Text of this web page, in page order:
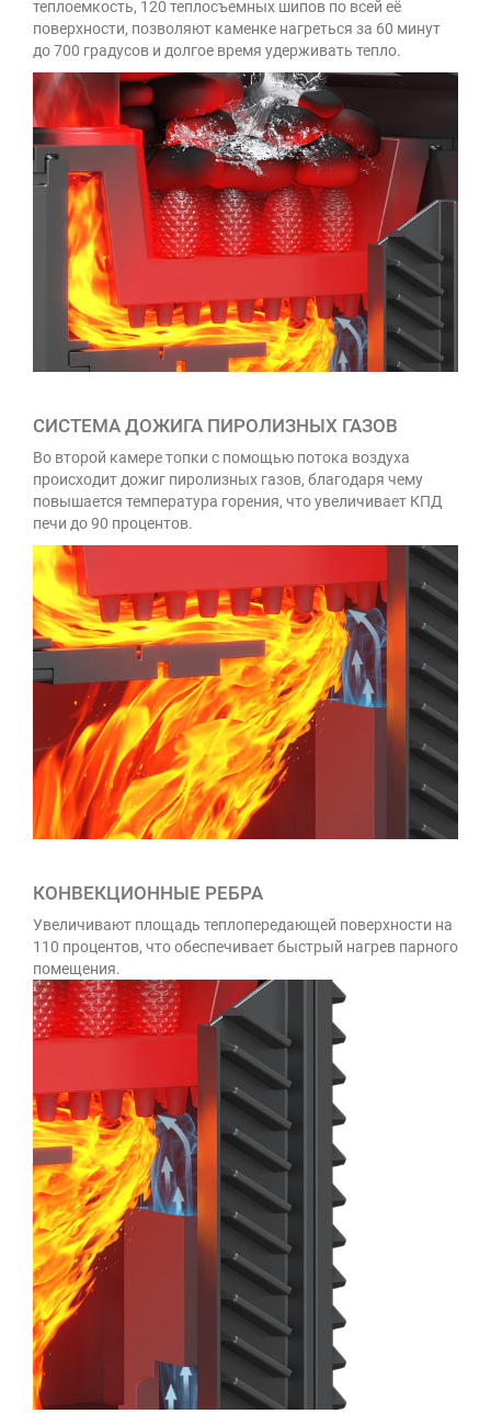
теплоемкость, 120 теплосъемных шипов по всей её
поверхности, позволяют каменке нагреться за 60 минут
до 700 градусов и долгое время удерживать тепло.
СИСТЕМА ДОЖИГА ПИРОЛИЗНЫХ ГАЗОВ
Во второй камере топки с помощью потока воздуха
происходит дожиг пиролизных газов, благодаря чему
повышается температура горения, что увеличивает КПД
печи до 90 процентов.
КОНВЕКЦИОННЫЕ РЕБРА
Увеличивают площадь теплопередающей поверхности на
110 процентов, что обеспечивает быстрый нагрев парного
помещения.